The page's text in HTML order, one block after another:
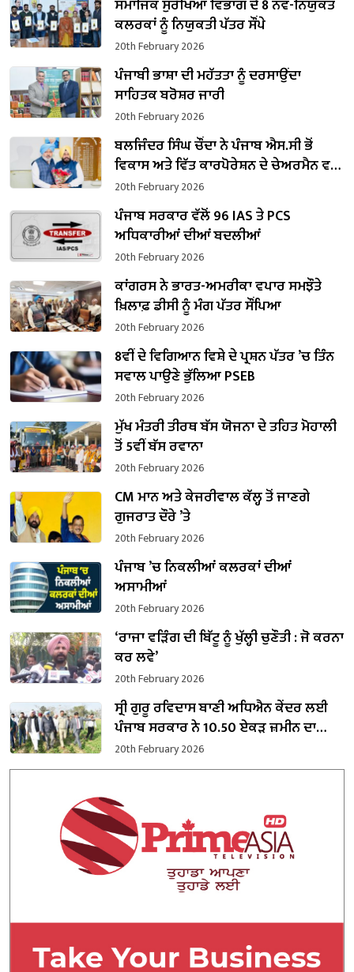
ਸਮਾਜਿਕ ਸੁਰੱਖਿਆ ਵਿਭਾਗ ਦੇ 8 ਨਵ-ਨਿਯੁਕਤ
ਕਲਰਕਾਂ ਨੂੰ ਨਿਯੁਕਤੀ ਪੱਤਰ ਸੌਂਪੇ
20th February 2026
ਪੰਜਾਬੀ ਭਾਸ਼ਾ ਦੀ ਮਹੱਤਤਾ ਨੂੰ ਦਰਸਾਉਂਦਾ
ਸਾਹਿਤਕ ਬਰੋਸ਼ਰ ਜਾਰੀ
20th February 2026
ਬਲਜਿੰਦਰ ਸਿੰਘ ਚੌਂਦਾ ਨੇ ਪੰਜਾਬ ਐਸ.ਸੀ ਭੋਂ
ਵਿਕਾਸ ਅਤੇ ਵਿੱਤ ਕਾਰਪੋਰੇਸ਼ਨ ਦੇ ਚੇਅਰਮੈਨ ਵਜੋਂ
ਸੰਭਾਲਿਆ ਕਾਰਜਭਾਰ
20th February 2026
ਪੰਜਾਬ ਸਰਕਾਰ ਵੱਲੋਂ 96 IAS ਤੇ PCS
ਅਧਿਕਾਰੀਆਂ ਦੀਆਂ ਬਦਲੀਆਂ
20th February 2026
ਕਾਂਗਰਸ ਨੇ ਭਾਰਤ-ਅਮਰੀਕਾ ਵਪਾਰ ਸਮਝੌਤੇ
ਖ਼ਿਲਾਫ਼ ਡੀਸੀ ਨੂੰ ਮੰਗ ਪੱਤਰ ਸੌਂਪਿਆ
20th February 2026
8ਵੀਂ ਦੇ ਵਿਗਿਆਨ ਵਿਸ਼ੇ ਦੇ ਪ੍ਰਸ਼ਨ ਪੱਤਰ ’ਚ ਤਿੰਨ
ਸਵਾਲ ਪਾਉਣੇ ਭੁੱਲਿਆ PSEB
20th February 2026
ਮੁੱਖ ਮੰਤਰੀ ਤੀਰਥ ਬੱਸ ਯੋਜਨਾ ਦੇ ਤਹਿਤ ਮੋਹਾਲੀ
ਤੋਂ 5ਵੀਂ ਬੱਸ ਰਵਾਨਾ
20th February 2026
CM ਮਾਨ ਅਤੇ ਕੇਜਰੀਵਾਲ ਕੱਲ੍ਹ ਤੋਂ ਜਾਣਗੇ
ਗੁਜਰਾਤ ਦੌਰੇ ’ਤੇ
20th February 2026
ਪੰਜਾਬ ’ਚ ਨਿਕਲੀਆਂ ਕਲਰਕਾਂ ਦੀਆਂ
ਅਸਾਮੀਆਂ
20th February 2026
‘ਰਾਜਾ ਵੜਿੰਗ ਦੀ ਬਿੱਟੂ ਨੂੰ ਖੁੱਲ੍ਹੀ ਚੁਣੌਤੀ : ਜੋ ਕਰਨਾ
ਕਰ ਲਵੇ’
20th February 2026
ਸ੍ਰੀ ਗੁਰੂ ਰਵਿਦਾਸ ਬਾਣੀ ਅਧਿਐਨ ਕੇਂਦਰ ਲਈ
ਪੰਜਾਬ ਸਰਕਾਰ ਨੇ 10.50 ਏਕੜ ਜ਼ਮੀਨ ਦਾ
ਕਬਜ਼ਾ ਲਿਆ
20th February 2026